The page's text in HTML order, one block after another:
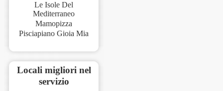
Le Isole Del
Mediterraneo
Mamopizza
Pisciapiano Gioia Mia
Locali migliori nel
servizio